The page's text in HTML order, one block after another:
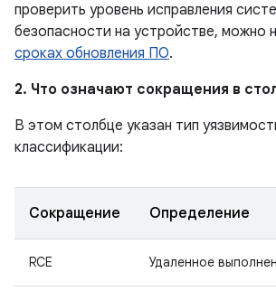
проверить уровень исправления
безопасности на устройстве, можно
сроках обновления ПО.
2. Что означают сокращения в
В этом столбце указан тип
классификации:
Сокращение Определение
RCE Удаленное